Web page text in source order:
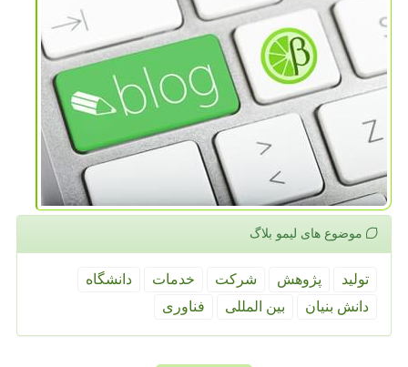
موضوع های لیمو بلاگ
تولید پژوهش شركت خدمات
دانشگاه
دانش بنیان
بین المللی فناوری